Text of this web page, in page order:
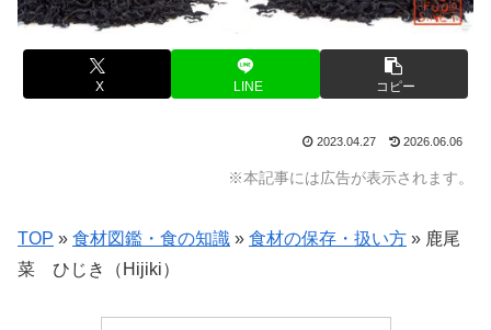
X LINE コピー
2023.04.27 2026.06.06
※本記事には広告が表示されます。
TOP » 食材図鑑・食の知識 » 食材の保存・扱い方 » 鹿尾
菜 ひじき（Hijiki）